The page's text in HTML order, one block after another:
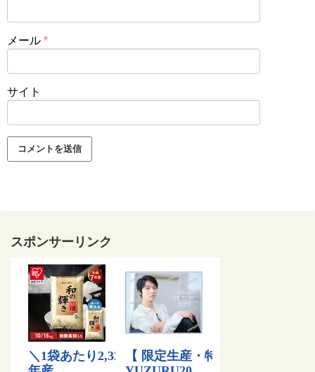
メール *
サイト
スポンサーリンク